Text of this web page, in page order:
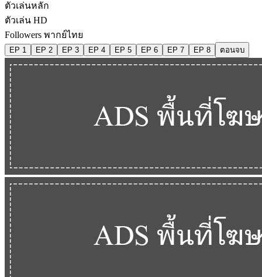
ตัวเล่นหลัก
ตัวเล่น HD
Followers พากย์ไทย
EP 1 EP 2 EP 3 EP 4 EP 5 EP 6 EP 7 EP 8 ตอนจบ